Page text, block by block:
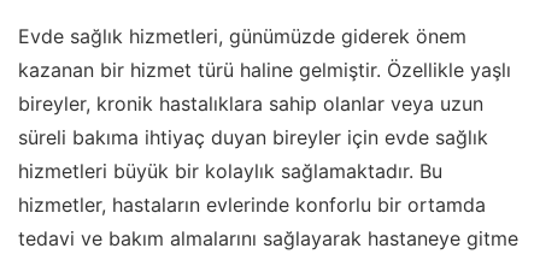
Evde sağlık hizmetleri, günümüzde giderek önem
kazanan bir hizmet türü haline gelmiştir. Özellikle yaşlı
bireyler, kronik hastalıklara sahip olanlar veya uzun
süreli bakıma ihtiyaç duyan bireyler için evde sağlık
hizmetleri büyük bir kolaylık sağlamaktadır. Bu
hizmetler, hastaların evlerinde konforlu bir ortamda
tedavi ve bakım almalarını sağlayarak hastaneye gitme